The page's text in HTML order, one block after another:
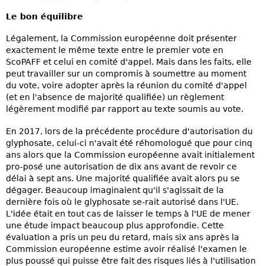
Le bon équilibre
Légalement, la Commission européenne doit présenter
exactement le même texte entre le premier vote en
ScoPAFF et celui en comité d'appel. Mais dans les faits, elle
peut travailler sur un compromis à soumettre au moment
du vote, voire adopter après la réunion du comité d'appel
(et en l'absence de majorité qualifiée) un règlement
légèrement modifié par rapport au texte soumis au vote.
En 2017, lors de la précédente procédure d'autorisation du
glyphosate, celui-ci n'avait été réhomologué que pour cinq
ans alors que la Commission européenne avait initialement
pro-posé une autorisation de dix ans avant de revoir ce
délai à sept ans. Une majorité qualifiée avait alors pu se
dégager. Beaucoup imaginaient qu'il s'agissait de la
dernière fois où le glyphosate se-rait autorisé dans l'UE.
L'idée était en tout cas de laisser le temps à l'UE de mener
une étude impact beaucoup plus approfondie. Cette
évaluation a pris un peu du retard, mais six ans après la
Commission européenne estime avoir réalisé l'examen le
plus poussé qui puisse être fait des risques liés à l'utilisation